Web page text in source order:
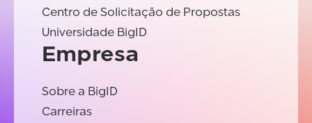
Centro de Solicitação de Propostas
Universidade BigID
Empresa
Sobre a BigID
Carreiras